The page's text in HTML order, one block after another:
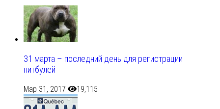
31 марта – последний день для регистрации
питбулей
Мар 31, 2017 19,115